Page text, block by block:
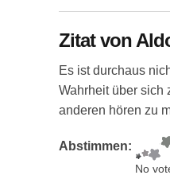
Zitat von
Es ist durchaus
Wahrheit über sich
anderen hören zu
Abstimmen:
No